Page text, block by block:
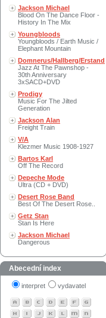
Jackson Michael
Blood On The Dance Floor -
History In The Mix
Youngbloods
Youngbloods / Earth Music /
Elephant Mountain
Domnerus/Hallberg/Erstand
Jazz At The Pawnshop -
30th Anniversary
3xSACD+DVD
Prodigy
Music For The Jilted
Generation
Jackson Alan
Freight Train
V/A
Klezmer Music 1908-1927
Bartos Karl
Off The Record
Depeche Mode
Ultra (CD + DVD)
Desert Rose Band
Best Of The Desert Rose..
Getz Stan
Stan Is Here
Jackson Michael
Dangerous
Abecední index
interpret vydavatel